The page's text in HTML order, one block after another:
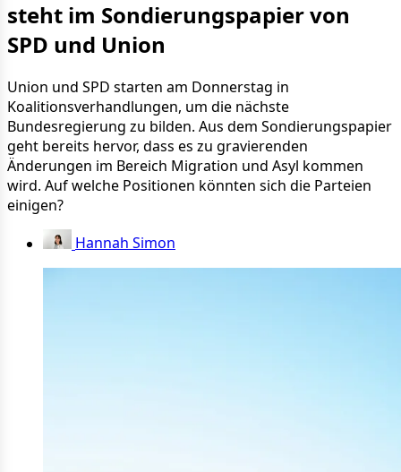
steht im Sondierungspapier von
SPD und Union
Union und SPD starten am Donnerstag in
Koalitionsverhandlungen, um die nächste
Bundesregierung zu bilden. Aus dem Sondierungspapier
geht bereits hervor, dass es zu gravierenden
Änderungen im Bereich Migration und Asyl kommen
wird. Auf welche Positionen könnten sich die Parteien
einigen?
Hannah Simon